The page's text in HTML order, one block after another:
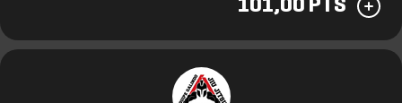
101,00 PTS